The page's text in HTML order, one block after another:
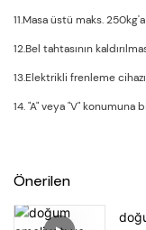
11.Masa üstü maks.
12.Bel tahtasının
13.Elektrikli frenleme
14. "A" veya "V" konumuna
Önerilen